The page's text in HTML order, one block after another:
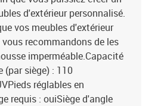
d'extérieur personnalisé.
vos meubles d'extérieur
recommandons de les
imperméable.Capacité
(par siège) : 110
réglables en
requis : ouiSiège d'angle